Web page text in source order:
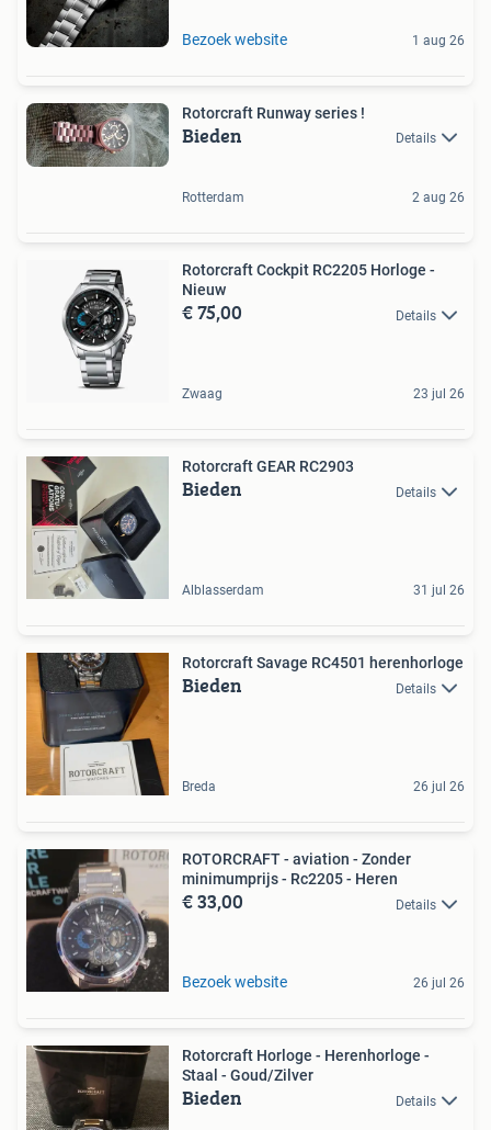
Bezoek website 1 aug 26
Rotorcraft Runway series !
Bieden Details
Rotterdam 2 aug 26
Rotorcraft Cockpit RC2205 Horloge -
Nieuw
€ 75,00 Details
Zwaag 23 jul 26
Rotorcraft GEAR RC2903
Bieden Details
Alblasserdam 31 jul 26
Rotorcraft Savage RC4501 herenhorloge
Bieden Details
Breda 26 jul 26
ROTORCRAFT - aviation - Zonder
minimumprijs - Rc2205 - Heren
€ 33,00 Details
Bezoek website 26 jul 26
Rotorcraft Horloge - Herenhorloge -
Staal - Goud/Zilver
Bieden Details